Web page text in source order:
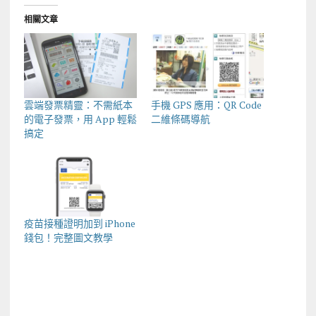
相關文章
雲端發票精靈：不需紙本
的電子發票，用 App 輕鬆
搞定
手機 GPS 應用：QR Code
二維條碼導航
疫苗接種證明加到 iPhone
錢包！完整圖文教學